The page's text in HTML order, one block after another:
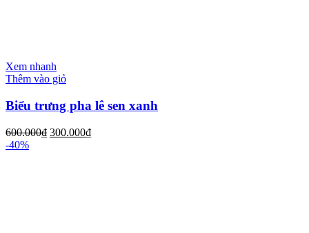
Xem nhanh
Thêm vào giỏ
Biểu trưng pha lê sen xanh
600.000₫ 300.000₫
-40%